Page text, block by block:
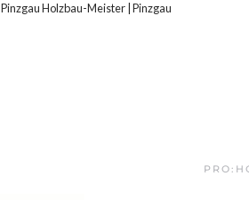
Pinzgau Holzbau-Meister Pinzgau